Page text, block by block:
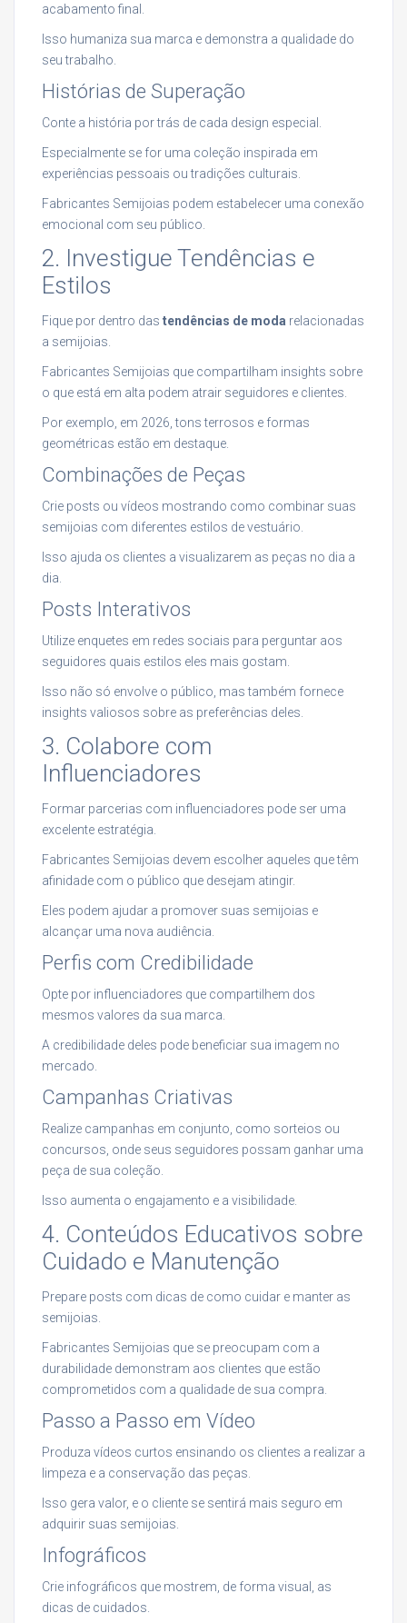
acabamento final.
Isso humaniza sua marca e demonstra a qualidade do
seu trabalho.
Histórias de Superação
Conte a história por trás de cada design especial.
Especialmente se for uma coleção inspirada em
experiências pessoais ou tradições culturais.
Fabricantes Semijoias podem estabelecer uma conexão
emocional com seu público.
2. Investigue Tendências e
Estilos
Fique por dentro das tendências de moda relacionadas
a semijoias.
Fabricantes Semijoias que compartilham insights sobre
o que está em alta podem atrair seguidores e clientes.
Por exemplo, em 2026, tons terrosos e formas
geométricas estão em destaque.
Combinações de Peças
Crie posts ou vídeos mostrando como combinar suas
semijoias com diferentes estilos de vestuário.
Isso ajuda os clientes a visualizarem as peças no dia a
dia.
Posts Interativos
Utilize enquetes em redes sociais para perguntar aos
seguidores quais estilos eles mais gostam.
Isso não só envolve o público, mas também fornece
insights valiosos sobre as preferências deles.
3. Colabore com
Influenciadores
Formar parcerias com influenciadores pode ser uma
excelente estratégia.
Fabricantes Semijoias devem escolher aqueles que têm
afinidade com o público que desejam atingir.
Eles podem ajudar a promover suas semijoias e
alcançar uma nova audiência.
Perfis com Credibilidade
Opte por influenciadores que compartilhem dos
mesmos valores da sua marca.
A credibilidade deles pode beneficiar sua imagem no
mercado.
Campanhas Criativas
Realize campanhas em conjunto, como sorteios ou
concursos, onde seus seguidores possam ganhar uma
peça de sua coleção.
Isso aumenta o engajamento e a visibilidade.
4. Conteúdos Educativos sobre
Cuidado e Manutenção
Prepare posts com dicas de como cuidar e manter as
semijoias.
Fabricantes Semijoias que se preocupam com a
durabilidade demonstram aos clientes que estão
comprometidos com a qualidade de sua compra.
Passo a Passo em Vídeo
Produza vídeos curtos ensinando os clientes a realizar a
limpeza e a conservação das peças.
Isso gera valor, e o cliente se sentirá mais seguro em
adquirir suas semijoias.
Infográficos
Crie infográficos que mostrem, de forma visual, as
dicas de cuidados.